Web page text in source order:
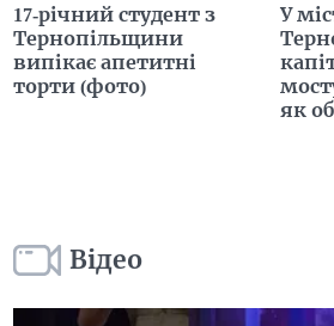
17-річний студент з
Тернопільщини
випікає апетитні
торти (фото)
У
як
Відео